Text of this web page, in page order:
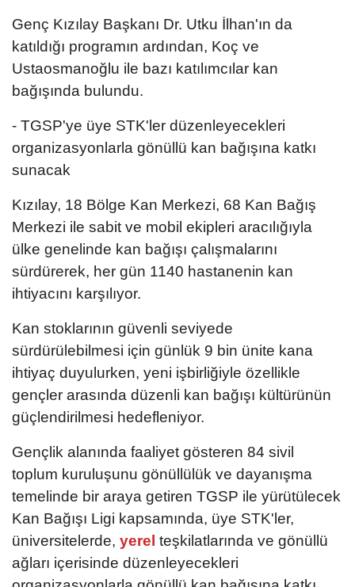
Genç Kızılay Başkanı Dr. Utku İlhan'ın da
katıldığı programın ardından, Koç ve
Ustaosmanoğlu ile bazı katılımcılar kan
bağışında bulundu.
- TGSP'ye üye STK'ler düzenleyecekleri
organizasyonlarla gönüllü kan bağışına katkı
sunacak
Kızılay, 18 Bölge Kan Merkezi, 68 Kan Bağış
Merkezi ile sabit ve mobil ekipleri aracılığıyla
ülke genelinde kan bağışı çalışmalarını
sürdürerek, her gün 1140 hastanenin kan
ihtiyacını karşılıyor.
Kan stoklarının güvenli seviyede
sürdürülebilmesi için günlük 9 bin ünite kana
ihtiyaç duyulurken, yeni işbirliğiyle özellikle
gençler arasında düzenli kan bağışı kültürünün
güçlendirilmesi hedefleniyor.
Gençlik alanında faaliyet gösteren 84 sivil
toplum kuruluşunu gönüllülük ve dayanışma
temelinde bir araya getiren TGSP ile yürütülecek
Kan Bağışı Ligi kapsamında, üye STK'ler,
üniversitelerde, yerel teşkilatlarında ve gönüllü
ağları içerisinde düzenleyecekleri